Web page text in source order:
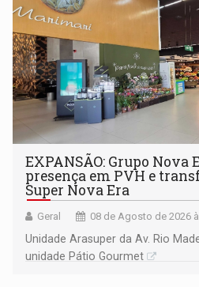
EXPANSÃO: Grupo Nova
presença em PVH e
Super Nova Era
Geral 08 de Agosto de 2026
Unidade Arasuper da Av. Rio
unidade Pátio Gourmet